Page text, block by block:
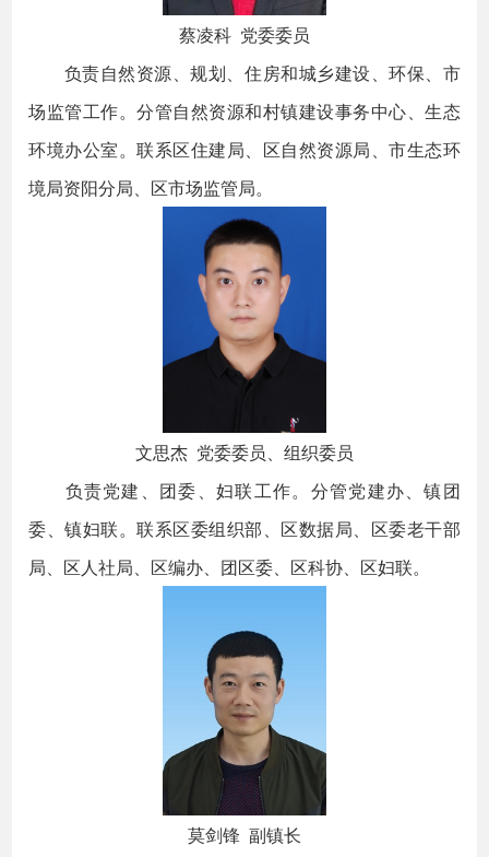
蔡凌科 党委委员
负责自然资源、规划、住房和城乡建设、环保、市
场监管工作。分管自然资源和村镇建设事务中心、生态
环境办公室。联系区住建局、区自然资源局、市生态环
境局资阳分局、区市场监管局。
文思杰 党委委员、组织委员
负责党建、团委、妇联工作。分管党建办、镇团
委、镇妇联。联系区委组织部、区数据局、区委老干部
局、区人社局、区编办、团区委、区科协、区妇联。
莫剑锋 副镇长